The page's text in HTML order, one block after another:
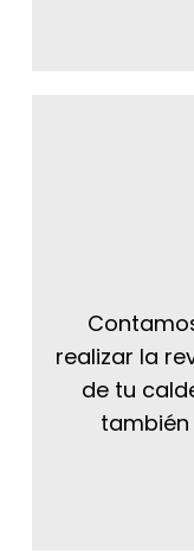
realizar la
de tu